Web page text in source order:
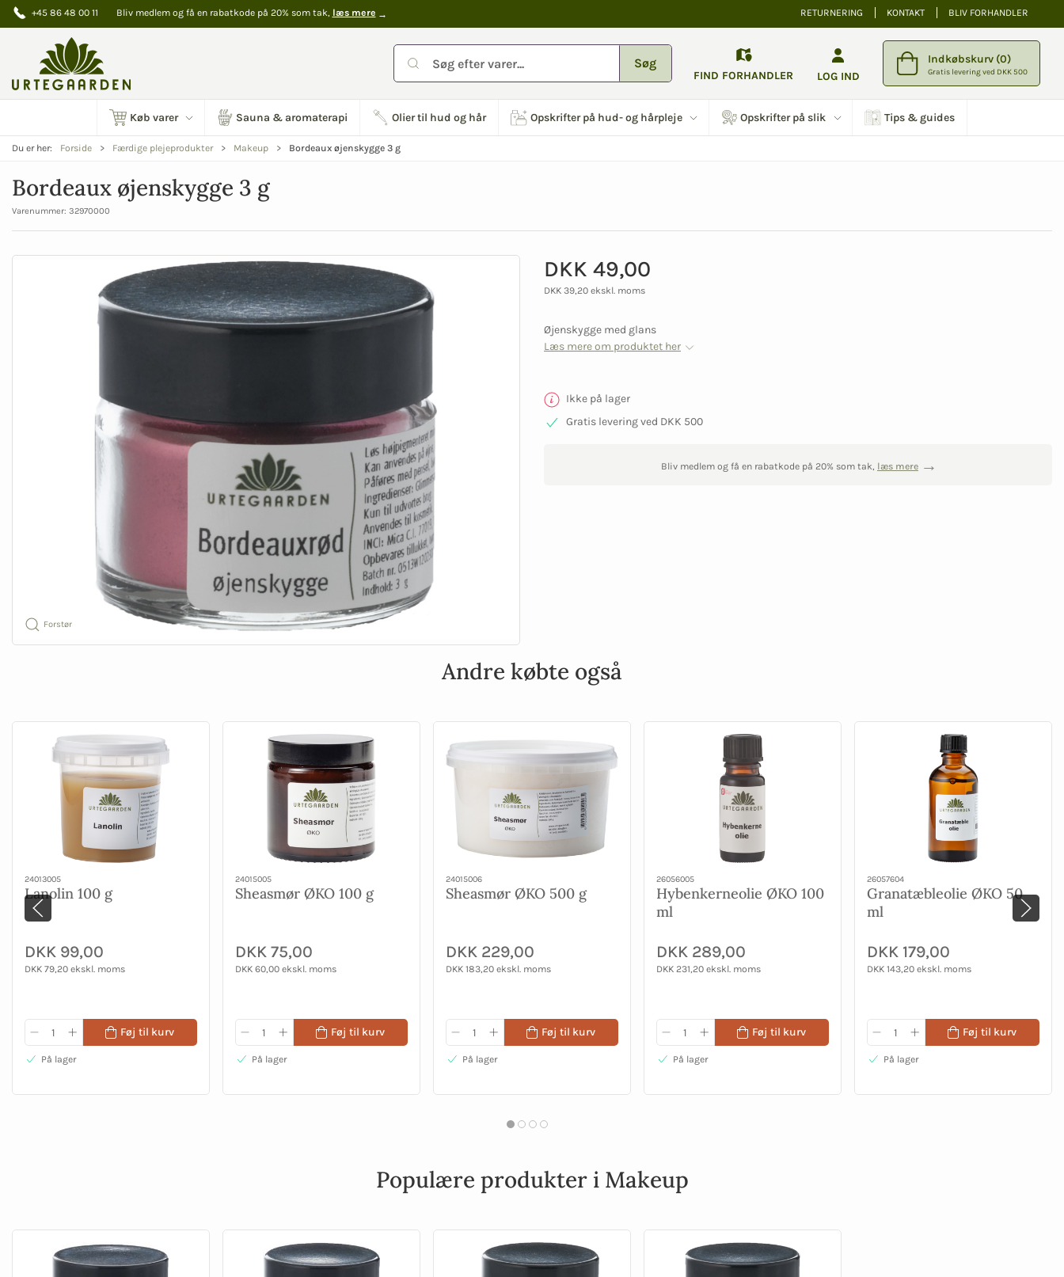
+45 86 48 00 11 Bliv medlem og få en rabatkode på 20% som tak, læs mere RETURNERING KONTAKT BLIV FORHANDLER
Søg
FIND FORHANDLER LOG IND
Indkøbskurv (0)
Gratis levering ved DKK 500
Køb varer Sauna & aromaterapi Olier til hud og hår Opskrifter på hud- og hårpleje Opskrifter på slik Tips & guides
Du er her: Forside Færdige plejeprodukter Makeup Bordeaux øjenskygge 3 g
Bordeaux øjenskygge 3 g
Varenummer: 32970000
Forstør
DKK 49,00
DKK 39,20 ekskl. moms
Øjenskygge med glans
Læs mere om produktet her
Ikke på lager
Gratis levering ved DKK 500
Bliv medlem og få en rabatkode på 20% som tak, læs mere
Andre købte også
24013005
Lanolin 100 g
DKK 99,00
DKK 79,20 ekskl. moms
Føj til kurv
På lager
24015005
Sheasmør ØKO 100 g
DKK 75,00
DKK 60,00 ekskl. moms
Føj til kurv
På lager
24015006
Sheasmør ØKO 500 g
DKK 229,00
DKK 183,20 ekskl. moms
Føj til kurv
På lager
26056005
Hybenkerneolie ØKO 100
ml
DKK 289,00
DKK 231,20 ekskl. moms
Føj til kurv
På lager
26057604
Granatæbleolie ØKO 50
ml
DKK 179,00
DKK 143,20 ekskl. moms
Føj til kurv
På lager
Populære produkter i Makeup